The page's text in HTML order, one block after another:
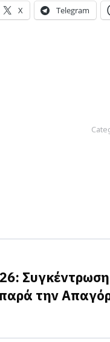
X Telegram
την